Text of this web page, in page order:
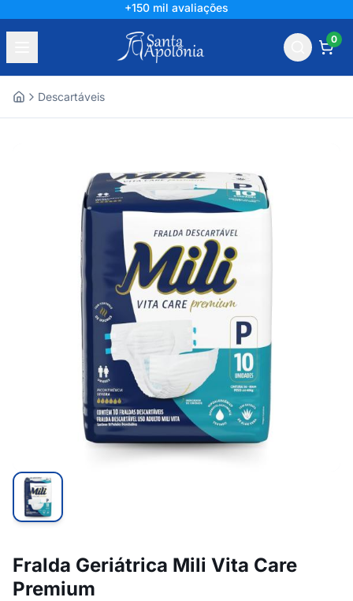
+150 mil avaliações
0
Descartáveis
Fralda Geriátrica Mili Vita Care
Premium